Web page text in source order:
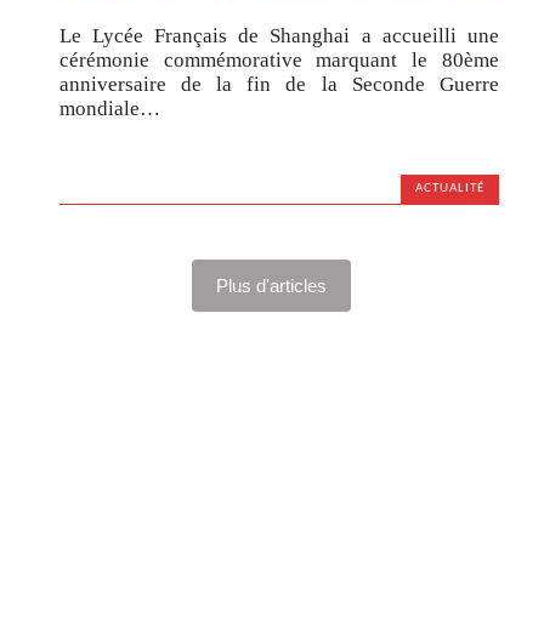
Le Lycée Français de Shanghai a accueilli une
cérémonie commémorative marquant le 80ème
anniversaire de la fin de la Seconde Guerre
mondiale…
ACTUALITÉ
Plus d'articles